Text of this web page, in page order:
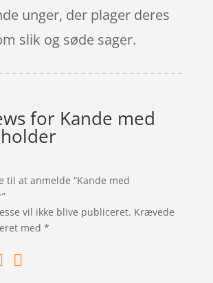
unger, der plager deres
slik og søde sager.
for Kande med
til at anmelde “Kande med
vil ikke blive publiceret. Krævede
med *